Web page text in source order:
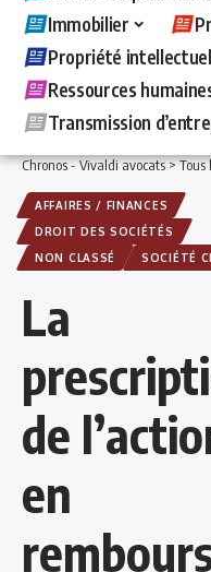
Immobilier
Propriété
Ressources
Transmission
Chronos - Vivaldi avocats>Tous
AFFAIRES / FINANCES
DROIT DES SOCIÉTÉS
NON CLASSÉ
SOCIÉTÉ
La
de
en